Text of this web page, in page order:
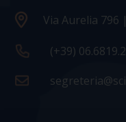
Via Aurelia 796
(+39)